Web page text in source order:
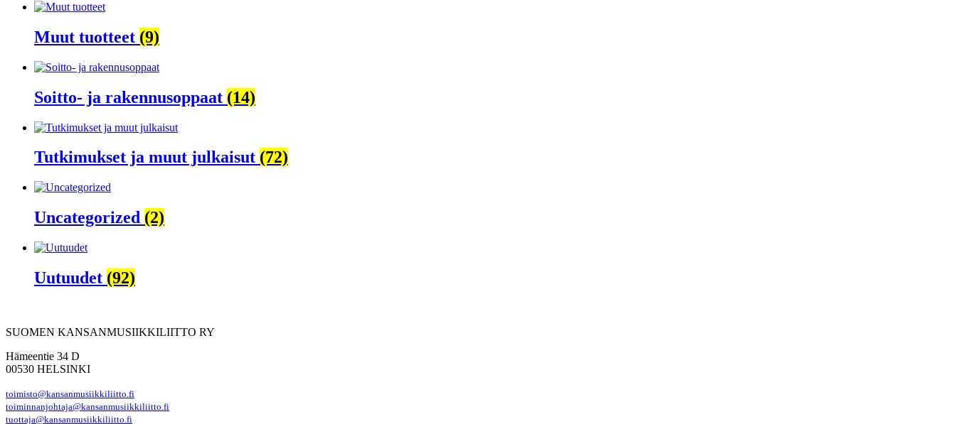
Muut tuotteet (9)
Soitto- ja rakennusoppaat (14)
Tutkimukset ja muut julkaisut (72)
Uncategorized (2)
Uutuudet (92)
SUOMEN KANSANMUSIIKKILIITTO RY
Hämeentie 34 D
00530 HELSINKI
toimisto@kansanmusiikkiliitto.fi
toiminnanjohtaja@kansanmusiikkiliitto.fi
tuottaja@kansanmusiikkiliitto.fi